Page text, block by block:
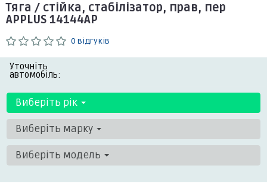
Тяга / стійка, стабілізатор, прав, пер
APPLUS 14144AP
0 відгуків
Уточніть
автомобіль:
Виберіть рік
Виберіть марку
Виберіть модель